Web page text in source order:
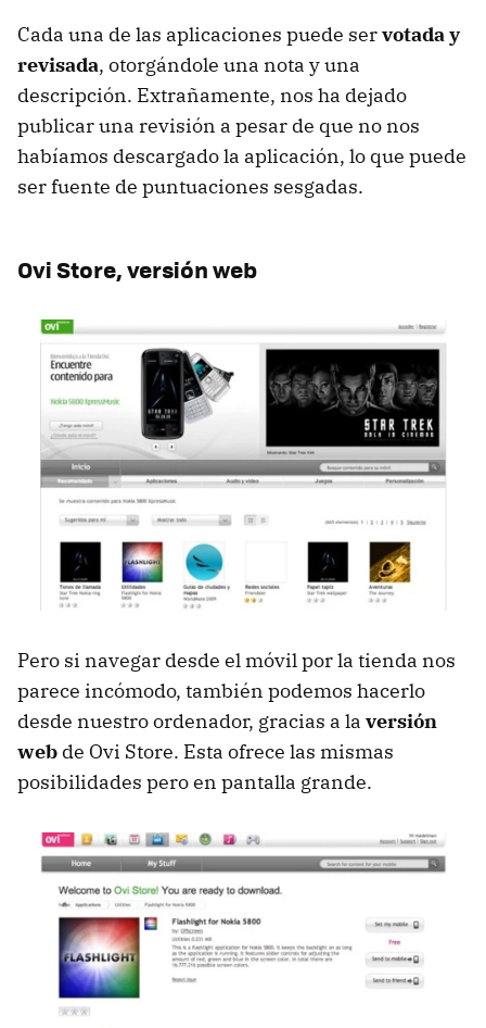
Cada una de las aplicaciones puede servotada y
revisada, otorgándole una nota y una
descripción. Extrañamente, nos ha dejado
publicar una revisión a pesar de que no nos
habíamos descargado la aplicación, lo que puede
ser fuente de puntuaciones sesgadas.
Ovi Store, versión web
Pero si navegar desde el móvil por la tienda nos
parece incómodo, también podemos hacerlo
desde nuestro ordenador, gracias a la versión
web de Ovi Store. Esta ofrece las mismas
posibilidades pero en pantalla grande.